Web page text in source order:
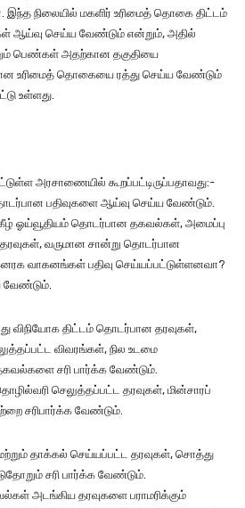
நிலையில் மகளிர் உரிமைத் தொகை திட்டம்
ஆய்வு செய்ய வேண்டும் என்றும், அதில்
பெண்கள் அதற்கான தகுதியை
உரிமைத் தொகையை ரத்து செய்ய வேண்டும்
உள்ளது.
அரசாணையில் கூறப்பட்டிருப்பதாவது:-
பதிவுகளை ஆய்வு செய்ய வேண்டும்.
கீழ் ஓய்வூதியம் தொடர்பான தகவல்கள், அமைப்பு
வருமான சான்று தொடர்பான
வாகனங்கள் பதிவு செய்யப்பட்டுள்ளனவா?
வேண்டும்.
விநியோக திட்டம் தொடர்பான தரவுகள்,
விவரங்கள், நில உடமை
சரி பார்க்க வேண்டும்.
செலுத்தப்பட்ட தரவுகள், மின்சாரப்
சரிபார்க்க வேண்டும்.
தாக்கல் செய்யப்பட்ட தரவுகள், சொத்து
சரி பார்க்க வேண்டும்.
அடங்கிய தரவுகளை பராமரிக்கும்